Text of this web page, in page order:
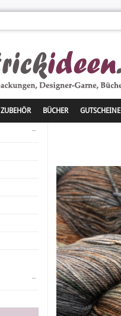
ZUBEHÖR BÜCHER GUTSCHEINE